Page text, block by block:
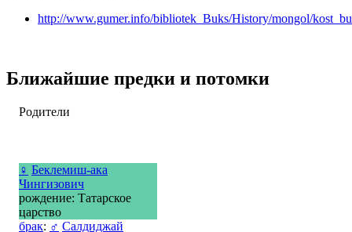
http://www.gumer.info/bibliotek_Buks/History/mongol/
Ближайшие предки и потомки
Родители
♀ Беклемиш-ака
Чингизович
рождение: Татарское
царство
брак: ♂ Салдиджай